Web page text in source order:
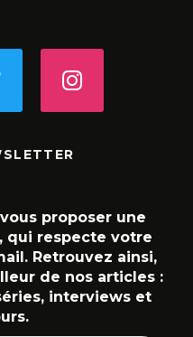
proposer une
qui respecte votre
Retrouvez ainsi,
de nos articles :
interviews et